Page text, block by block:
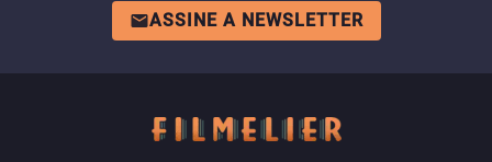
ASSINE A NEWSLETTER